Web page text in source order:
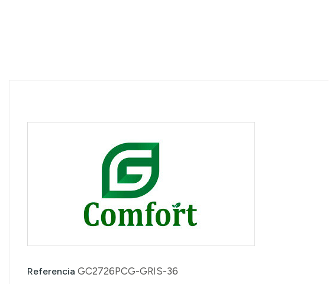
Referencia GC2726PCG-GRIS-36